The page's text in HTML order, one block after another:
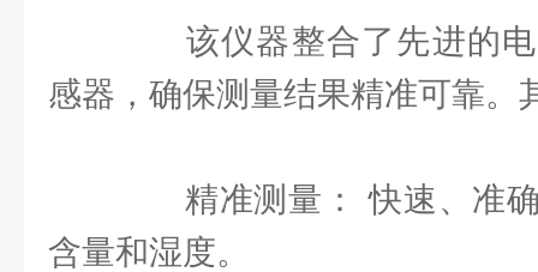
该仪器整合了先进的电
感器，确保测量结果精准可靠。
精准测量： 快速、准确
含量和湿度。